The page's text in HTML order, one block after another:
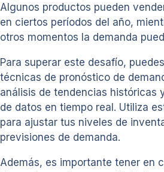
Algunos productos pueden
en ciertos períodos del año,
otros momentos la demanda
Para superar este desafío,
técnicas de pronóstico de
análisis de tendencias históricas
de datos en tiempo real. Utiliza
para ajustar tus niveles de
previsiones de demanda.
Además, es importante tener en